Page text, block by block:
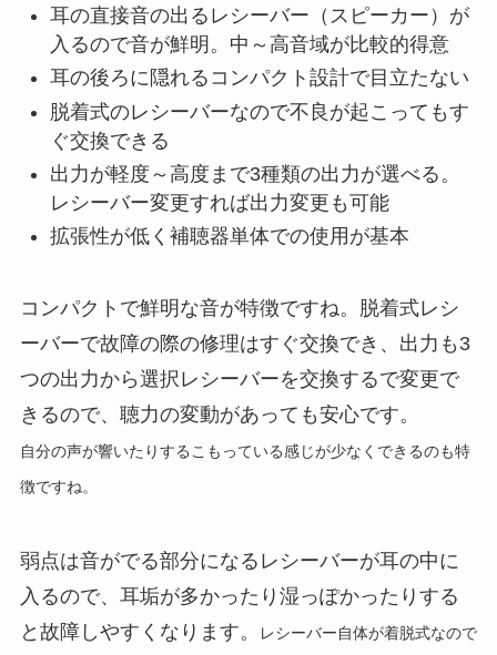
耳の直接音の出るレシーバー（スピーカー）が
入るので音が鮮明。中～高音域が比較的得意
耳の後ろに隠れるコンパクト設計で目立たない
脱着式のレシーバーなので不良が起こってもす
ぐ交換できる
出力が軽度～高度まで3種類の出力が選べる。
レシーバー変更すれば出力変更も可能
拡張性が低く補聴器単体での使用が基本
コンパクトで鮮明な音が特徴ですね。脱着式レシ
ーバーで故障の際の修理はすぐ交換でき、出力も3
つの出力から選択レシーバーを交換するで変更で
きるので、聴力の変動があっても安心です。
自分の声が響いたりするこもっている感じが少なくできるのも特
徴ですね。
弱点は音がでる部分になるレシーバーが耳の中に
入るので、耳垢が多かったり湿っぽかったりする
と故障しやすくなります。
レシーバー自体が着脱式なので